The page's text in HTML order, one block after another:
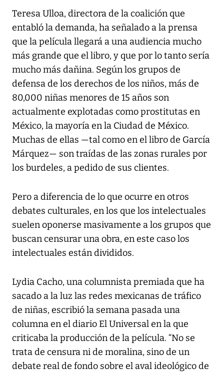
Teresa Ulloa, directora de la coalición que
entabló la demanda, ha señalado a la prensa
que la película llegará a una audiencia mucho
más grande que el libro, y que por lo tanto sería
mucho más dañina. Según los grupos de
defensa de los derechos de los niños, más de
80,000 niñas menores de 15 años son
actualmente explotadas como prostitutas en
México, la mayoría en la Ciudad de México.
Muchas de ellas —tal como en el libro de García
Márquez— son traídas de las zonas rurales por
los burdeles, a pedido de sus clientes.
Pero a diferencia de lo que ocurre en otros
debates culturales, en los que los intelectuales
suelen oponerse masivamente a los grupos que
buscan censurar una obra, en este caso los
intelectuales están divididos.
Lydia Cacho, una columnista premiada que ha
sacado a la luz las redes mexicanas de tráfico
de niñas, escribió la semana pasada una
columna en el diario El Universal en la que
criticaba la producción de la película. “No se
trata de censura ni de moralina, sino de un
debate real de fondo sobre el aval ideológico de